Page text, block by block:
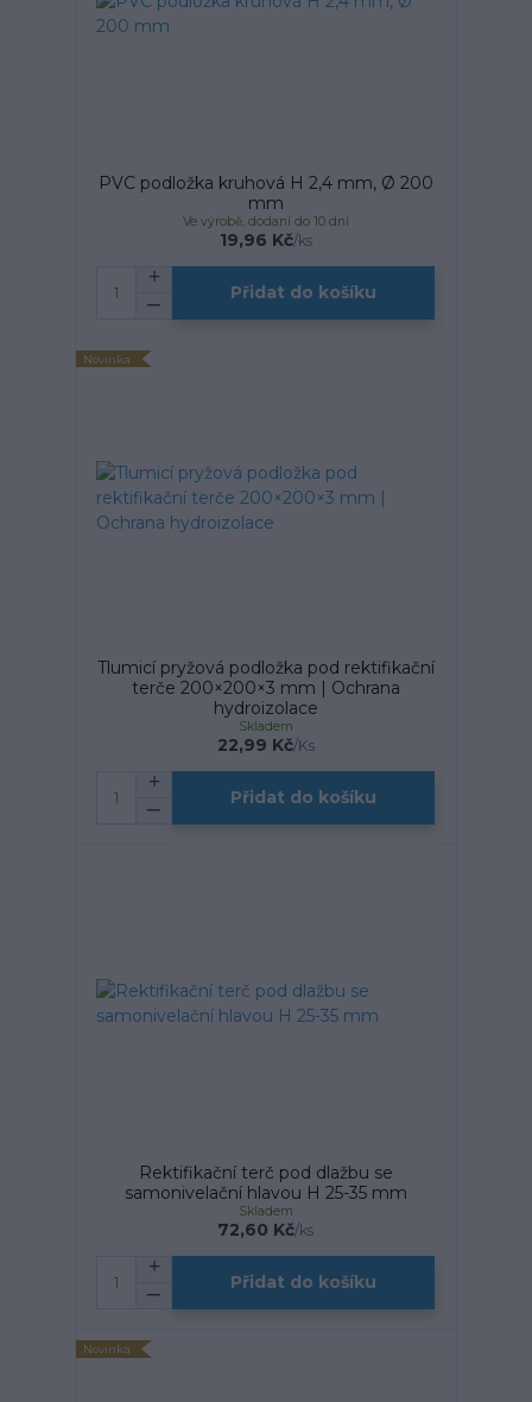
PVC podložka kruhová H 2,4 mm, Ø 200
mm
19,96 Kč/ks
Ve výrobě, dodaní do 10 dní
Přidat do košíku
Novinka
Tlumicí pryžová podložka pod rektifikační
terče 200×200×3 mm | Ochrana
hydroizolace
22,99 Kč/Ks
Skladem
Přidat do košíku
Rektifikační terč pod dlažbu se
samonivelační hlavou H 25-35 mm
72,60 Kč/ks
Skladem
Přidat do košíku
Novinka